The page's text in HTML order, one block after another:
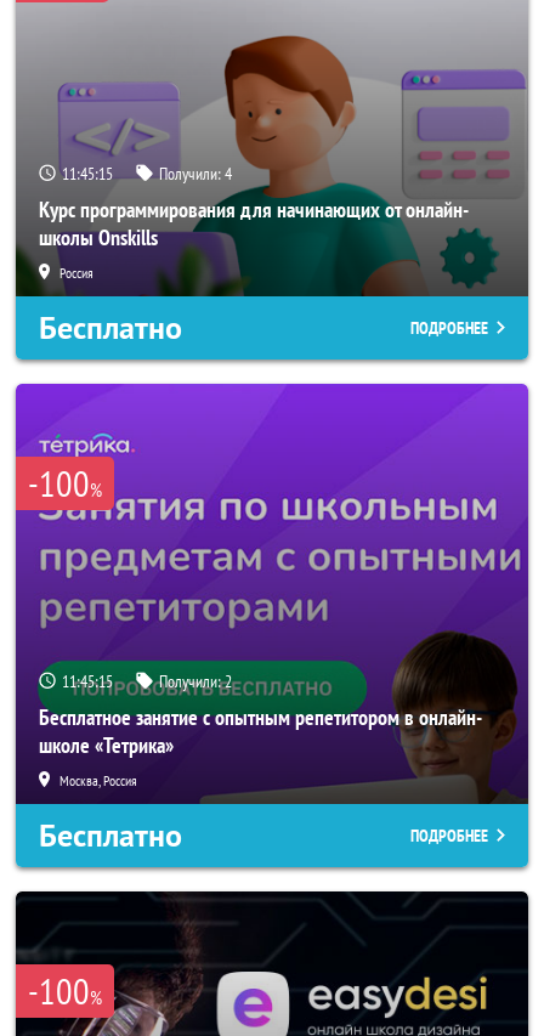
11:45:15 Получили:4
Курс программирования для начинающих от онлайн-
школы Onskills
Россия
Бесплатно ПОДРОБНЕЕ
-100%
11:45:15 Получили:2
Бесплатное занятие с опытным репетитором в онлайн-
школе «Тетрика»
Москва, Россия
Бесплатно ПОДРОБНЕЕ
-100%